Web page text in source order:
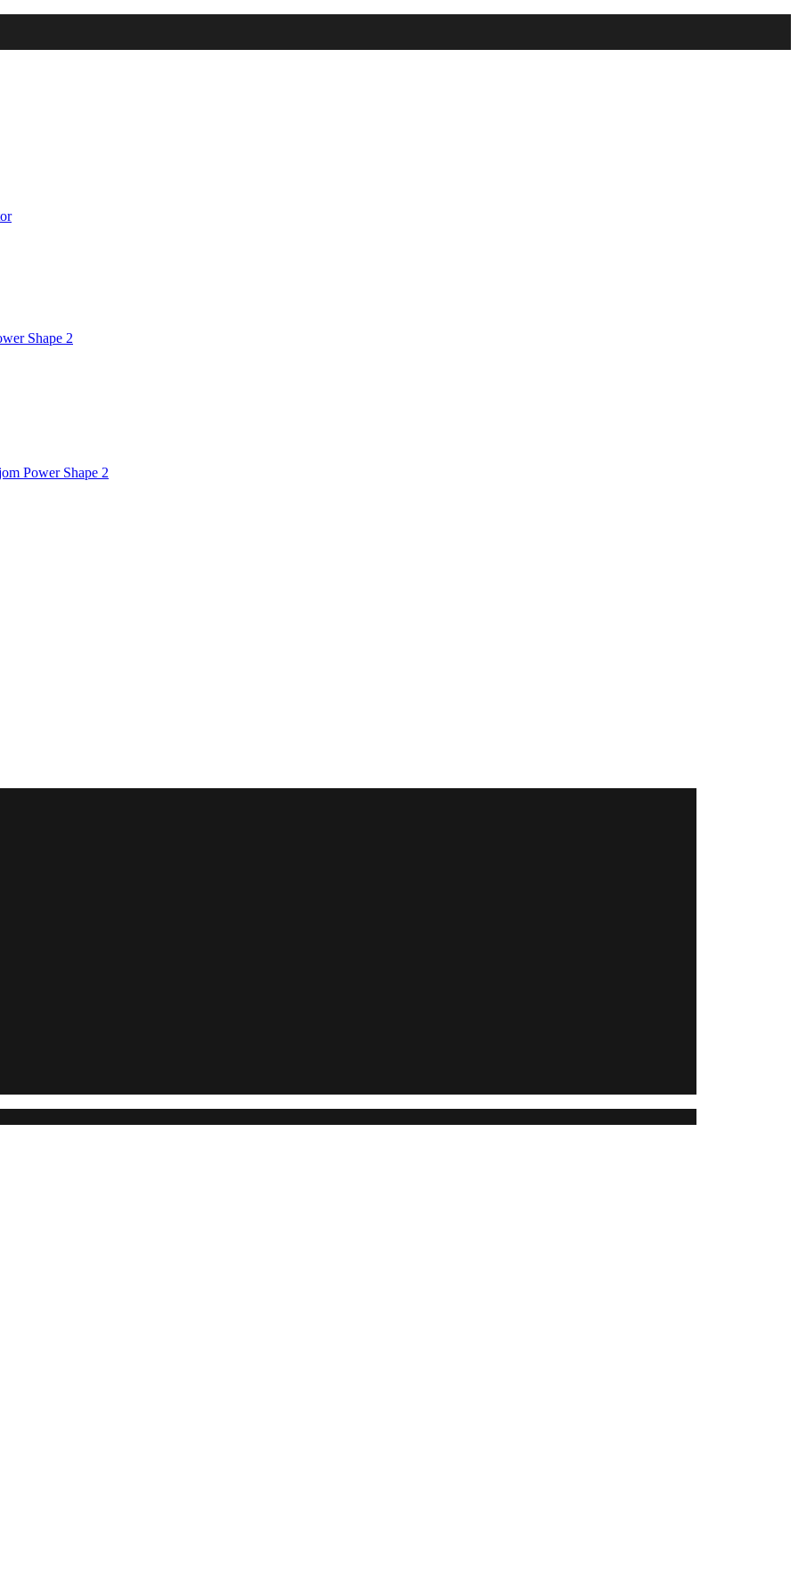
Power Shape 2
Shape 2